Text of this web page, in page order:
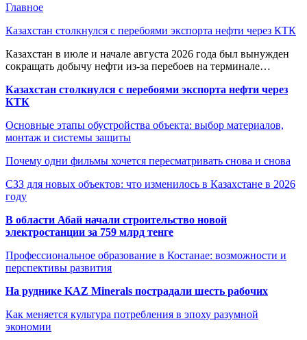
Главное
Казахстан столкнулся с перебоями экспорта нефти через КТК
Казахстан в июле и начале августа 2026 года был вынужден
сокращать добычу нефти из-за перебоев на терминале…
Казахстан столкнулся с перебоями экспорта нефти через
КТК
Основные этапы обустройства объекта: выбор материалов,
монтаж и системы защиты
Почему одни фильмы хочется пересматривать снова и снова
СЗЗ для новых объектов: что изменилось в Казахстане в 2026
году
В области Абай начали строительство новой
электростанции за 759 млрд тенге
Профессиональное образование в Костанае: возможности и
перспективы развития
На руднике KAZ Minerals пострадали шесть рабочих
Как меняется культура потребления в эпоху разумной
экономии